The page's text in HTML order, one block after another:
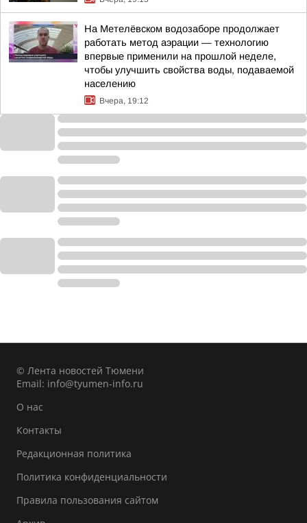
На Метелёвском водозаборе продолжает
работать метод аэрации — технологию
впервые применили на прошлой неделе,
чтобы улучшить свойства воды, подаваемой
населению
Вчера, 19:12
© Лента новостей Тюмени
Email: info@tyumen-info.ru
О нас
Контакты
Редакционная политика
Политика конфиденциальности
Правила пользования сайтом